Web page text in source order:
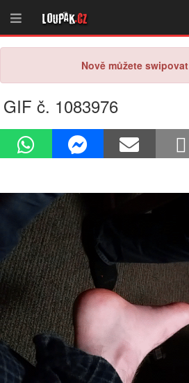
Loupak.cz
Nově můžete swipovat
GIF č. 1083976